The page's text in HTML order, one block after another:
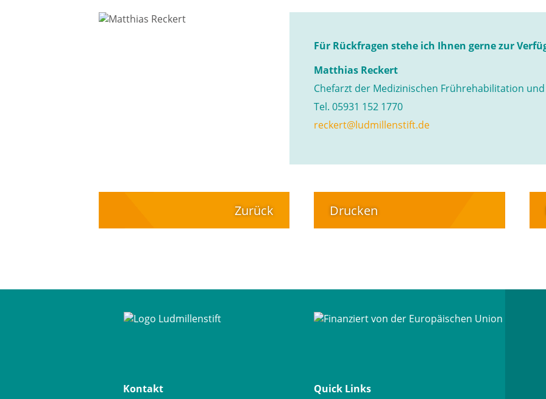
Für Rückfragen stehe ich Ihnen gerne zur
Matthias Reckert
Chefarzt der Medizinischen Frührehabilitation
Tel. 05931 152 1770
reckert@ludmillenstift.de
Zurück Drucken
Kontakt Quick Links